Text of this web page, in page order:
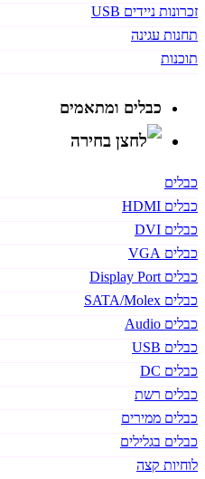
זכרונות ניידים USB
תחנות עגינה
תוכנות
כבלים ומתאמים
כבלים
כבלים HDMI
כבלים DVI
כבלים VGA
כבלים Display Port
כבלים SATA/Molex
כבלים Audio
כבלים USB
כבלים DC
כבלים רשת
כבלים ממירים
כבלים בגלילים
לוחיות קצה